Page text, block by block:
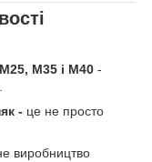
M35 і М40 -
- це не просто
виробництво